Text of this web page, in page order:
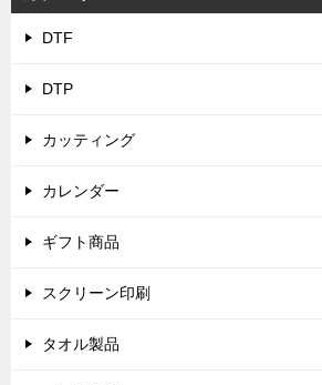
DTF
DTP
カッティング
カレンダー
ギフト商品
スクリーン印刷
タオル製品